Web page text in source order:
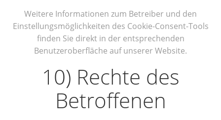
Weitere Informationen zum Betreiber und den
Einstellungsmöglichkeiten des Cookie-Consent-Tools
finden Sie direkt in der entsprechenden
Benutzeroberfläche auf unserer Website.
10) Rechte des
Betroffenen